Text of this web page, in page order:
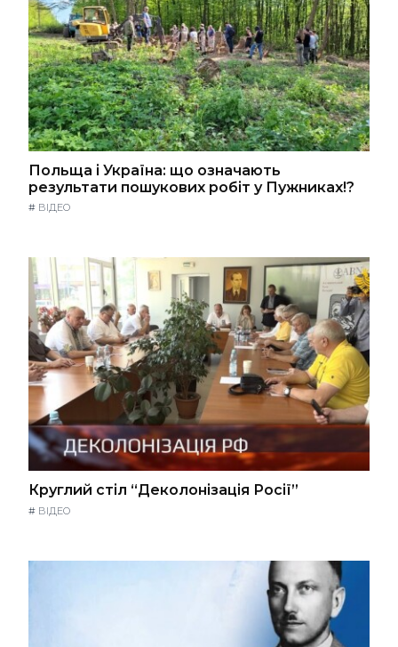
Польща і Україна: що означають
результати пошукових робіт у Пужниках!?
# ВІДЕО
Круглий стіл “Деколонізація Росії”
# ВІДЕО